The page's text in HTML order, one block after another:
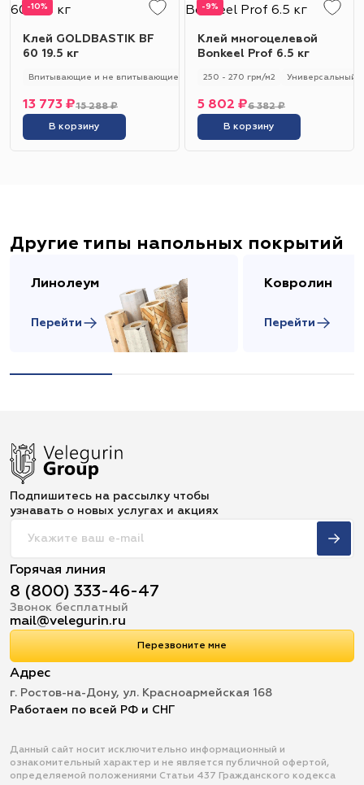
-10%
Клей GOLDBASTIK BF
60 19.5 кг
Впитывающие и не впитывающие 250 - 280 гр/м2 Универсальный
15 288 ₽
13 773 ₽
В корзину
-9%
Клей многоцелевой
Bonkeel Prof 6.5 кг
250 - 270 грм/м2 Универсальный
6 382 ₽
5 802 ₽
В корзину
Другие типы напольных покрытий
Линолеум
Перейти
Ковролин
Перейти
Подпишитесь на рассылку чтобы
узнавать о новых услугах и акциях
Горячая линия
8 (800) 333-46-47
Звонок бесплатный
mail@velegurin.ru
Перезвоните мне
Адрес
г. Ростов-на-Дону, ул. Красноармейская 168
Работаем по всей РФ и СНГ
Данный сайт носит исключительно информационный и
ознакомительный характер и не является публичной офертой,
определяемой положениями Статьи 437 Гражданского кодекса